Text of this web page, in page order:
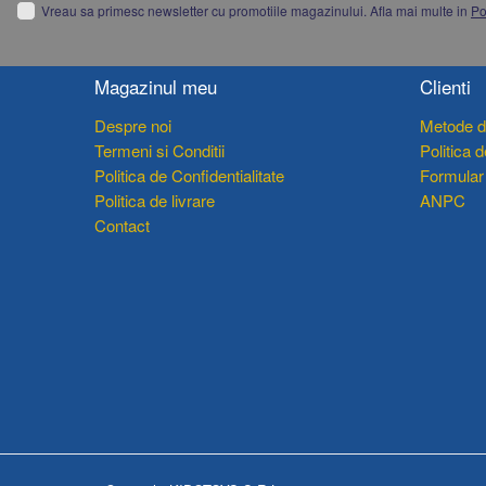
Manete schimbator bicicleta
Echipament ciclism
Casca bicicleta
Rucsaci si borsete ciclism
Vreau sa primesc newsletter cu promotiile magazinului. Afla mai multe in
Magazinul meu
Despre noi
Termeni si Conditii
Politica de Confidentialitate
Politica de livrare
Contact
Clienti
Metode
Politica
ANPC